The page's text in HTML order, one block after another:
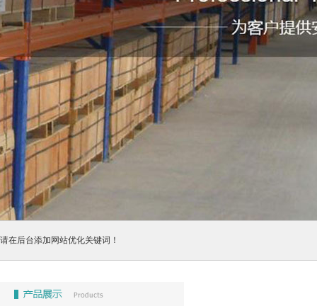
请在后台添加网站优化关键词！